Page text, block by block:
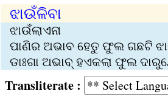
ଝାଉଁଳିବା
ଝାଉଁଲାଏନା
ପାଣିର ଅଭାବ ହେତୁ ଫୁଲ ଗଛଟି
ଡାଃଗା ଅଭାବ୍‍ ହଏକଲା ଫୁଲ
Transliterate :